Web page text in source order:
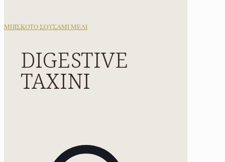
ΜΠΙΣΚΟΤΟ ΣΟΥΣΑΜΙ ΜΕΛΙ
DIGESTIVE
ΤΑΧΙΝΙ